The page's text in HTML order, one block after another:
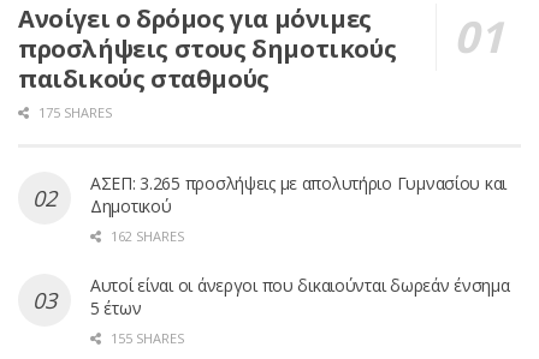
Ανοίγει ο δρόμος για μόνιμες
προσλήψεις στους δημοτικούς
παιδικούς σταθμούς
175 SHARES
ΑΣΕΠ: 3.265 προσλήψεις με απολυτήριο Γυμνασίου και
Δημοτικού
162 SHARES
Αυτοί είναι οι άνεργοι που δικαιούνται δωρεάν ένσημα
5 έτων
155 SHARES